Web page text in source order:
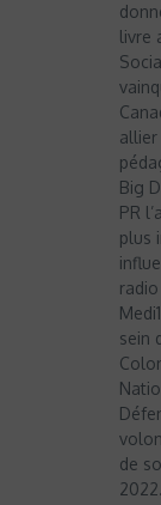
livre
Big
PR
plus
sein
de
2022.